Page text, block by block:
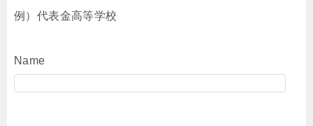
例）代表金高等学校
Name